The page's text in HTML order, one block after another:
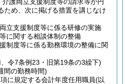
ため、次に掲げる措置を講じなけ
立支援制度等に係る研修の実施
に関する相談体制の整備
制度等に係る勤務環境の整備に関
令7条例23・旧第19条の3繰下)
間の勤務時間)
に規定する会計年度任用職員(以